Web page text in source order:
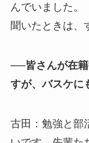
んでいました。
聞いたときは、
──皆さんが在
すが、バスケに
古田：勉強と部